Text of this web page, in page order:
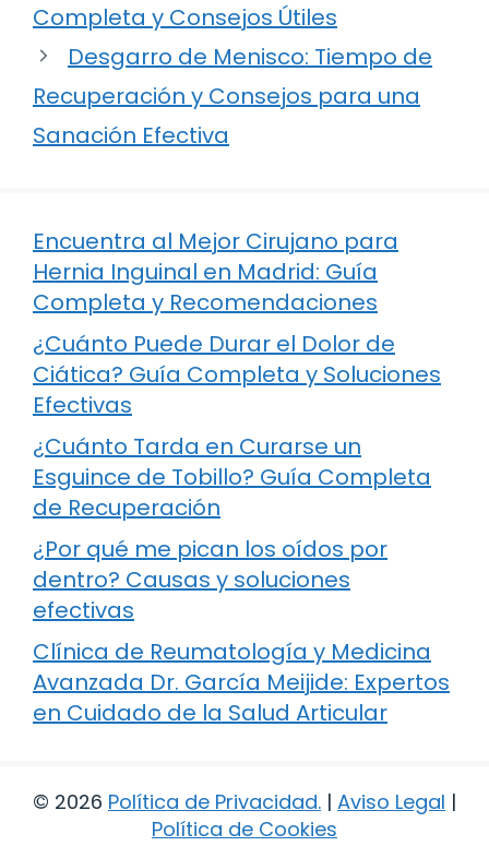
Completa y Consejos Útiles
Desgarro de Menisco: Tiempo de
Recuperación y Consejos para una
Sanación Efectiva
Encuentra al Mejor Cirujano para
Hernia Inguinal en Madrid: Guía
Completa y Recomendaciones
¿Cuánto Puede Durar el Dolor de
Ciática? Guía Completa y Soluciones
Efectivas
¿Cuánto Tarda en Curarse un
Esguince de Tobillo? Guía Completa
de Recuperación
¿Por qué me pican los oídos por
dentro? Causas y soluciones
efectivas
Clínica de Reumatología y Medicina
Avanzada Dr. García Meijide: Expertos
en Cuidado de la Salud Articular
© 2026 Política de Privacidad. | Aviso Legal |
Política de Cookies